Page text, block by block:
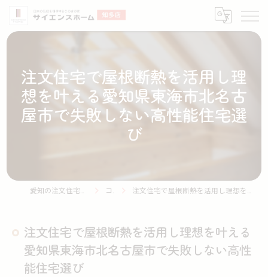
注文住宅で屋根断熱を活用し理
想を叶える愛知県東海市北名古
屋市で失敗しない高性能住宅選
び
コラム 注文住宅で屋根断熱を活用し理想を叶える愛知県東海市北名古屋市で失敗しない高性能住宅選び
注文住宅で屋根断熱を活用し理想を叶える
愛知県東海市北名古屋市で失敗しない高性
能住宅選び